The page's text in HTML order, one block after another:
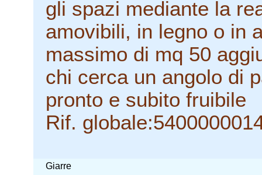
gli spazi mediante la
amovibili, in legno o in
massimo di mq 50
chi cerca un angolo di
pronto e subito fruibile
Rif.
Giarre